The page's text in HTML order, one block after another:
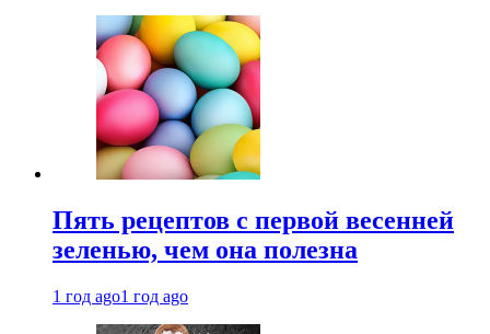
Пять рецептов с первой весенней
зеленью, чем она полезна
1 год ago1 год ago